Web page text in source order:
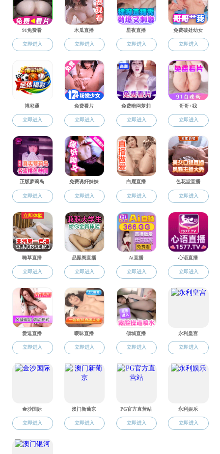
研究生 | 共青团工作
您现在的位置：色情直播>> 共青团工作>>通知公告
色情直播 关于选拔色情直播 第三十四期团校暨第十四期精英训练营学员的通知 2023-06-21
物理工程色情直播关于开展2022—2023学年“英才奖”评选工作的通知 2023-03-14
地址：北京市海淀区西直门外上园村3号
邮箱：wlgczhb@sqzbtop10.net
邮编：100044
官方微信公众号
学生微信平台
国际合作